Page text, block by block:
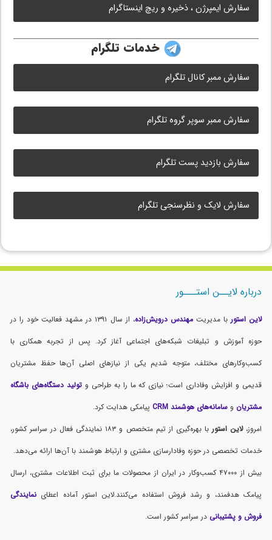
سفارش ایمپرژن ، ذخیره و ریچ اینستاگرام
خدمات تلگرام
سفارش ممبر کانال تلگرام
سفارش ممبر سوپر گروه تلگرام
سفارش بازدید پست تلگرام
سفارش لایک و نظرسنجی تلگرام